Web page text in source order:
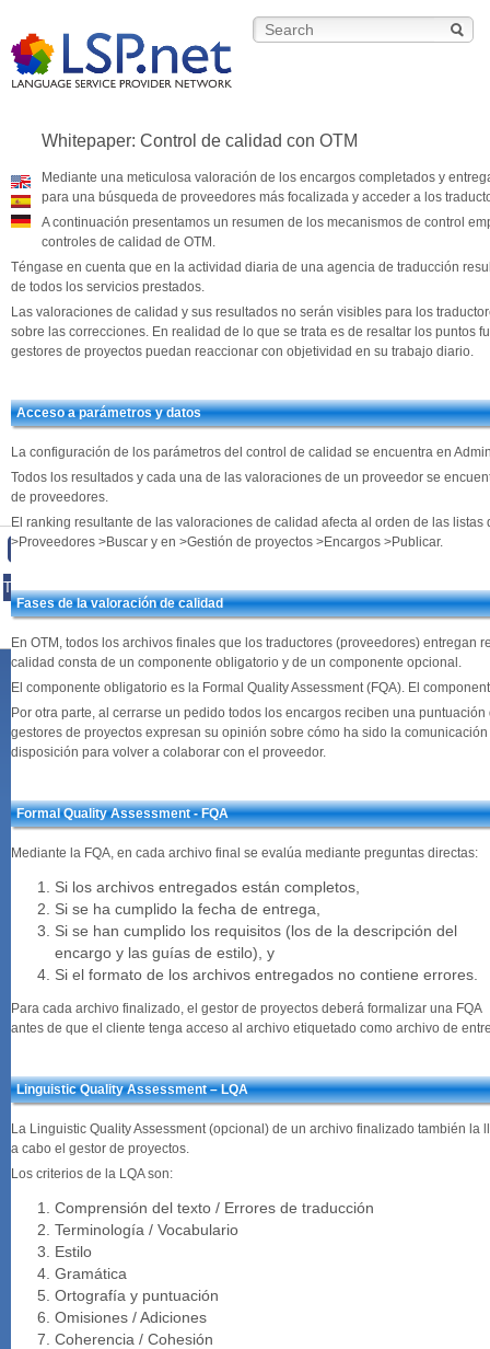
Whitepaper: Control de calidad con OTM
Mediante una meticulosa valoración de los encargos completados y
para una búsqueda de proveedores más focalizada y acceder a los
A continuación presentamos un resumen de los mecanismos de control
controles de calidad de OTM.
Téngase en cuenta que en la actividad diaria de una agencia de traducción
de todos los servicios prestados.
Las valoraciones de calidad y sus resultados no serán visibles para los
sobre las correcciones. En realidad de lo que se trata es de resaltar los puntos
gestores de proyectos puedan reaccionar con objetividad en su trabajo diario.
Acceso a parámetros y datos
La configuración de los parámetros del control de calidad se encuentra en
Todos los resultados y cada una de las valoraciones de un proveedor se
de proveedores.
El ranking resultante de las valoraciones de calidad afecta al orden de las
>Proveedores >Buscar y en >Gestión de proyectos >Encargos >Publicar.
Fases de la valoración de calidad
En OTM, todos los archivos finales que los traductores (proveedores) entregan
calidad consta de un componente obligatorio y de un componente opcional.
El componente obligatorio es la Formal Quality Assessment (FQA). El
Por otra parte, al cerrarse un pedido todos los encargos reciben una
gestores de proyectos expresan su opinión sobre cómo ha sido la
disposición para volver a colaborar con el proveedor.
Formal Quality Assessment - FQA
Mediante la FQA, en cada archivo final se evalúa mediante preguntas directas:
Si los archivos entregados están completos,
Si se ha cumplido la fecha de entrega,
Si se han cumplido los requisitos (los de la descripción del
encargo y las guías de estilo), y
Si el formato de los archivos entregados no contiene errores.
Para cada archivo finalizado, el gestor de proyectos deberá formalizar una FQA
antes de que el cliente tenga acceso al archivo etiquetado como archivo de
Linguistic Quality Assessment – LQA
La Linguistic Quality Assessment (opcional) de un archivo finalizado también la
a cabo el gestor de proyectos.
Los criterios de la LQA son:
Comprensión del texto / Errores de traducción
Terminología / Vocabulario
Estilo
Gramática
Ortografía y puntuación
Omisiones / Adiciones
Coherencia / Cohesión
Home | Online Translation Manager | OTM Price List | OTM Free
Trial | Why LSP.net? | News | Blog | Privacy Policy | Contact |